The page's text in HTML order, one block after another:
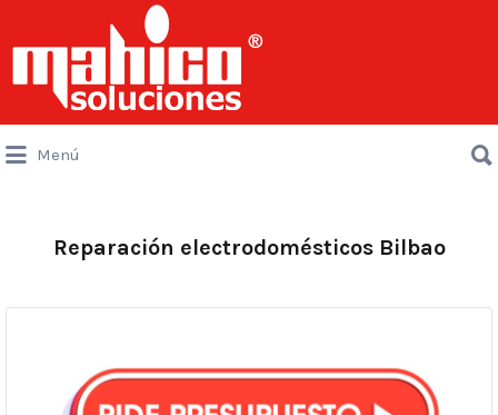
por:
Menú
por:
Reparación electrodomésticos Bilbao